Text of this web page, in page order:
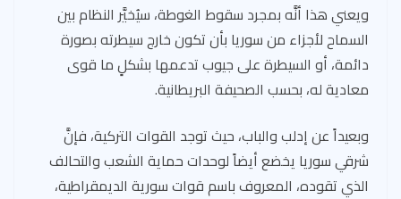
ويعني هذا أنَّه بمجرد سقوط الغوطة، سيُخيَّر النظام بين
السماح لأجزاء من سوريا بأن تكون خارج سيطرته بصورة
دائمة، أو السيطرة على جيوب تدعمها بشكلٍ ما قوى
معادية له، بحسب الصحيفة البريطانية.
وبعيداً عن إدلب والباب، حيث توجد القوات التركية، فإنَّ
شرقي سوريا يخضع أيضاً لوحدات حماية الشعب والتحالف
الذي تقوده، المعروف باسم قوات سورية الديمقراطية،